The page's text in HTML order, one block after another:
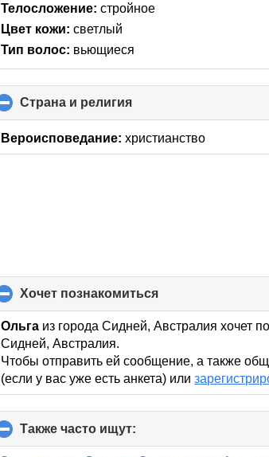
Телосложение: стройное
Цвет кожи: светлый
Тип волос: вьющиеся
Страна и религия
to
collapse
Вероисповедание: христианство
хочет познакомиться
to
collapse
Ольга из города Сидней, Австралия хочет
Сидней, Австралия.
Чтобы отправить ей сообщение, а также
(если у вас уже есть анкета) или
Также часто ищут:
to